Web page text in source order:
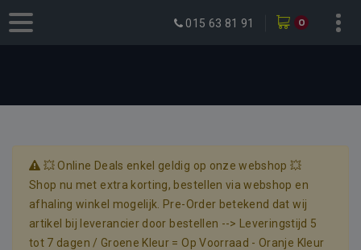
015 63 81 91 0
💥 Online Deals enkel geldig op onze webshop 💥
Shop nu met extra korting, bestellen via webshop en
afhaling winkel mogelijk. Pre-Order betekend dat wij
artikel bij leverancier door bestellen --> Leveringstijd 5
tot 7 dagen / Groene Kleur = Op Voorraad - Oranje Kleur